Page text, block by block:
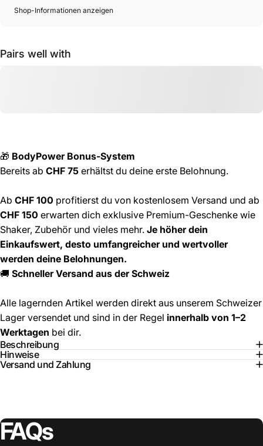
Shop-Informationen anzeigen
Pairs well with
🎁 BodyPower Bonus-System
Bereits ab CHF 75 erhältst du deine erste Belohnung.
Ab CHF 100 profitierst du von kostenlosem Versand und ab
CHF 150 erwarten dich exklusive Premium-Geschenke wie
Shaker, Zubehör und vieles mehr. Je höher dein
Einkaufswert, desto umfangreicher und wertvoller
werden deine Belohnungen.
🚚 Schneller Versand aus der Schweiz
Alle lagernden Artikel werden direkt aus unserem Schweizer
Lager versendet und sind in der Regel innerhalb von 1–2
Werktagen bei dir.
Beschreibung
Hinweise
Versand und Zahlung
FAQs